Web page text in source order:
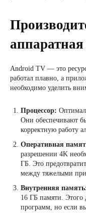
Android TV — это
работал плавно, а
необходимо уделить
Процессор:
Они обеспечивают
корректную работу
Оперативная
разрешении 4K
ГБ. Это
между тяжелыми
Внутренняя
16 ГБ памяти. Этого
программ, но если